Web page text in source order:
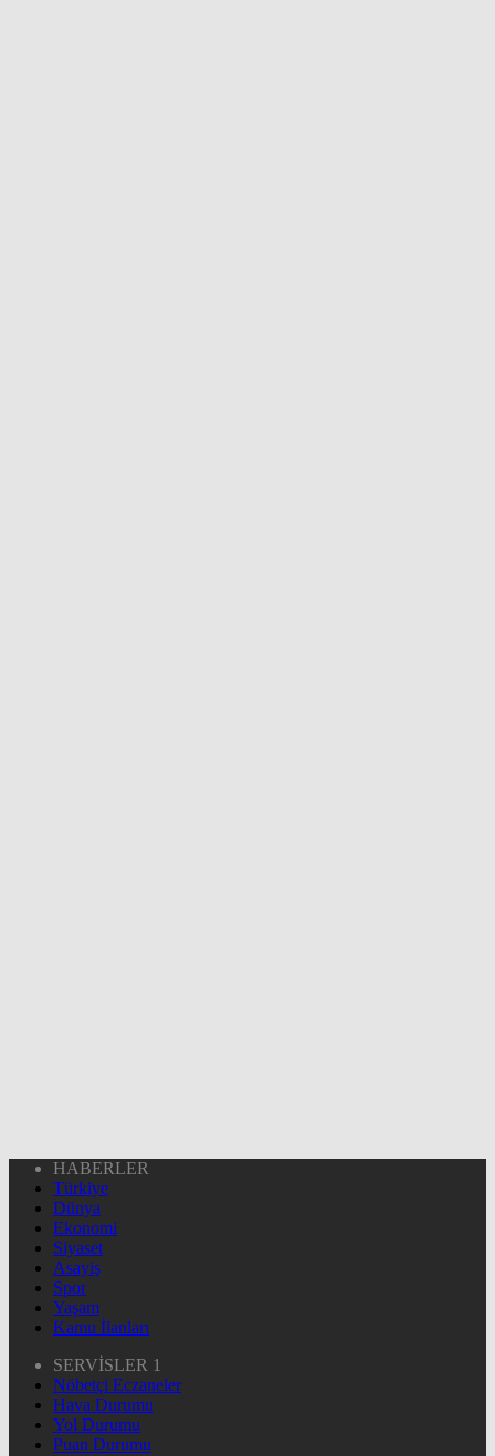
HABERLER
Türkiye
Dünya
Ekonomi
Siyaset
Asayiş
Spor
Yaşam
Kamu İlanları
SERVİSLER 1
Nöbetçi Eczaneler
Hava Durumu
Yol Durumu
Puan Durumu